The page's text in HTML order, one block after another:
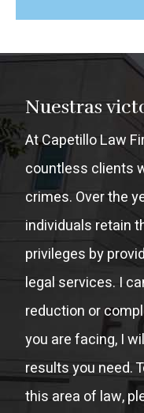
Nuestras
At Capetillo Law
countless clients
crimes. Over the
individuals retain
privileges by
legal services. I
reduction or
you are facing, I
results you need.
this area of law,